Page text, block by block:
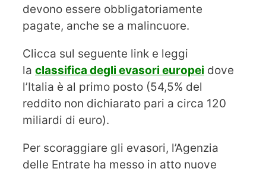
devono essere obbligatoriamente
pagate, anche se a malincuore.
Clicca sul seguente link e leggi
la classifica degli evasori europei dove
l’Italia è al primo posto (54,5% del
reddito non dichiarato pari a circa 120
miliardi di euro).
Per scoraggiare gli evasori, l’Agenzia
delle Entrate ha messo in atto nuove